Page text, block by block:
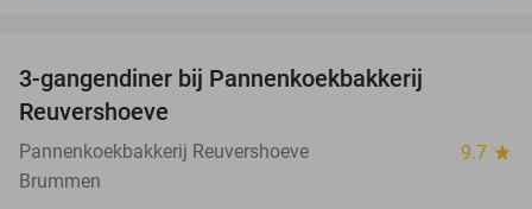
3-gangendiner bij Pannenkoekbakkerij
Reuvershoeve
Pannenkoekbakkerij Reuvershoeve 9.7 star
Brummen